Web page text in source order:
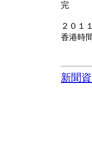
完
２０１
香港時
新聞